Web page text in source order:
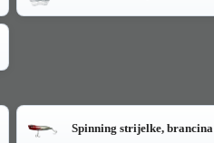
Spinning strijelke, brancina